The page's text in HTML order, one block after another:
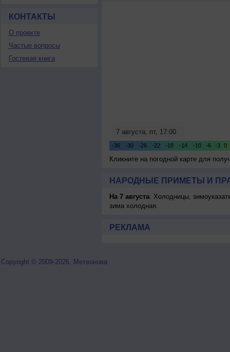
КОНТАКТЫ
О проекте
Частые вопросы
Гостевая книга
Кликните на погодной карте для
НАРОДНЫЕ ПРИМЕТЫ И
На 7 августа: Холодницы,
зима холодная.
РЕКЛАМА
Copyright © 2009-2026, Метеонова